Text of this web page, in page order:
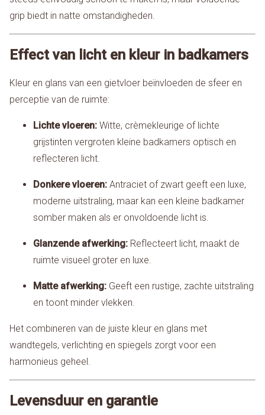
grip biedt in natte omstandigheden.
Effect van licht en kleur in badkamers
Kleur en glans van een gietvloer beïnvloeden de sfeer en
perceptie van de ruimte:
Lichte vloeren:Witte, crèmekleurige of lichte
grijstinten vergroten kleine badkamers optisch en
reflecteren licht.
Donkere vloeren:Antraciet of zwart geeft een luxe,
moderne uitstraling, maar kan een kleine badkamer
somber maken als er onvoldoende licht is.
Glanzende afwerking:Reflecteert licht, maakt de
ruimte visueel groter en luxe.
Matte afwerking:Geeft een rustige, zachte uitstraling
en toont minder vlekken.
Het combineren van de juiste kleur en glans met
wandtegels, verlichting en spiegels zorgt voor een
harmonieus geheel.
Levensduur en garantie